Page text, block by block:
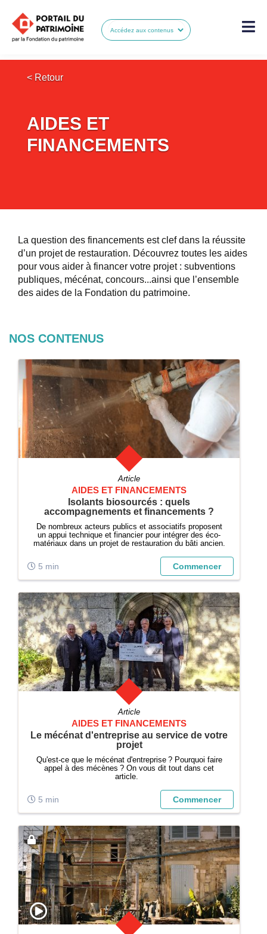
< Retour
AIDES ET
FINANCEMENTS
La question des financements est clef dans la réussite
d’un projet de restauration. Découvrez toutes les aides
pour vous aider à financer votre projet : subventions
publiques, mécénat, concours...ainsi que l’ensemble
des aides de la Fondation du patrimoine.
NOS CONTENUS
Article
AIDES ET FINANCEMENTS
Isolants biosourcés : quels
accompagnements et financements ?
De nombreux acteurs publics et associatifs proposent
un appui technique et financier pour intégrer des éco-
matériaux dans un projet de restauration du bâti ancien.
5 min Commencer
Article
AIDES ET FINANCEMENTS
Le mécénat d'entreprise au service de votre
projet
Qu'est-ce que le mécénat d'entreprise ? Pourquoi faire
appel à des mécènes ? On vous dit tout dans cet
article.
5 min Commencer